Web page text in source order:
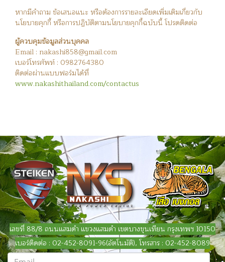
หากมีคำถาม ข้อเสนอแนะ หรือต้องการรายละเอียดเพิ่มเติมเกี่ยวกับ
นโยบายคุกกี้ หรือการปฏิบัติตามนโยบายคุกกี้ฉบับนี้ โปรดติดต่อ
ผู้ควบคุมข้อมูลส่วนบุคคล
Email : nakashi858@gmail.com
เบอร์โทรศัพท์ : 0982764380
ติดต่อผ่านแบบฟอร์มได้ที่
www.nakashithailand.com/contactus
เลขที่ 88/8 ถนนแสมดำ แขวงแสมดำ เขตบางขุนเทียน กรุงเทพฯ 10150
เบอร์ติดต่อ : 02-452-8091-96(อัตโนมัติ), โทรสาร : 02-452-8089